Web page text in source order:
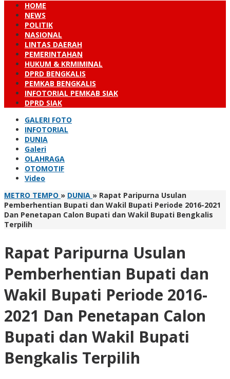
HOME
NEWS
POLITIK
NASIONAL
LINTAS DAERAH
PEMERINTAHAN
HUKUM & KRMIMINAL
DPRD BENGKALIS
PEMKAB BENGKALIS
INFOTORIAL PEMKAB SIAK
DPRD SIAK
GALERI FOTO
INFOTORIAL
DUNIA
Galeri
OLAHRAGA
OTOMOTIF
Video
METRO TEMPO » DUNIA » Rapat Paripurna Usulan
Pemberhentian Bupati dan Wakil Bupati Periode 2016-2021
Dan Penetapan Calon Bupati dan Wakil Bupati Bengkalis
Terpilih
Rapat Paripurna Usulan
Pemberhentian Bupati dan
Wakil Bupati Periode 2016-
2021 Dan Penetapan Calon
Bupati dan Wakil Bupati
Bengkalis Terpilih